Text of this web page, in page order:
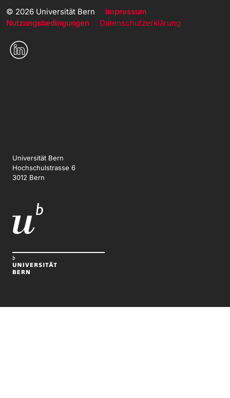
© 2026 Universität Bern Impressum
Nutzungsbedingungen
Datenschutzerklärung
Universität Bern
Hochschulstrasse 6
3012 Bern